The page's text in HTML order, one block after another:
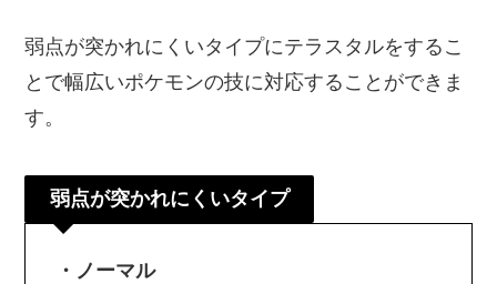
弱点が突かれにくいタイプにテラスタルをするこ
とで幅広いポケモンの技に対応することができま
す。
弱点が突かれにくいタイプ
・ノーマル